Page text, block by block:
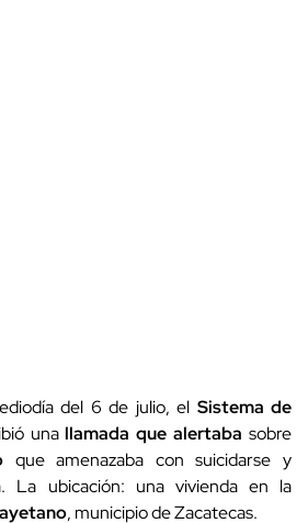
del 6 de julio, el Sistema de
unallamada que alertaba sobre
que amenazaba con suicidarse y
La ubicación: una vivienda en la
, municipio de Zacatecas.